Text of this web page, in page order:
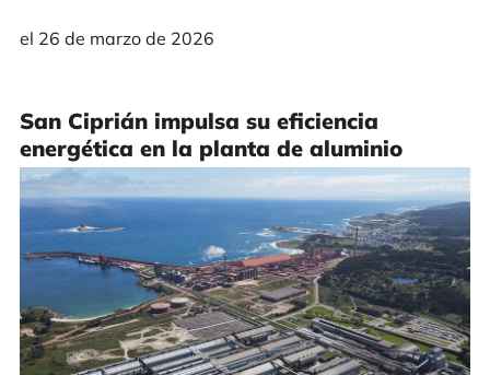
el 26 de marzo de 2026
San Ciprián impulsa su eficiencia
energética en la planta de aluminio